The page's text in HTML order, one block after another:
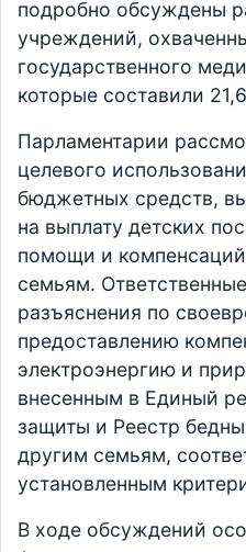
подробно обсуждены
учреждений,
государственного
которые составили
Парламентарии
целевого
бюджетных средств,
на выплату детских
помощи и
семьям.
разъяснения по
предоставлению
электроэнергию и
внесенным в Единый
защиты и Реестр
другим семьям,
установленным
В ходе обсуждений